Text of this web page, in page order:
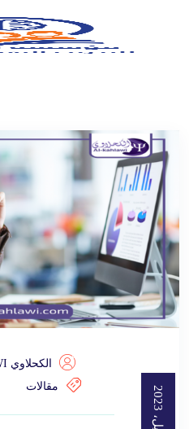
3
أ
ب
ر
ي
ل
،
2
0
2
الكحلاوي AL-KAHLAWI
مقالات